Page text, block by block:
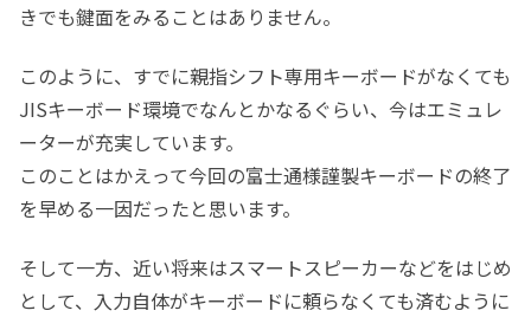
きでも鍵面をみることはありません。
このように、すでに親指シフト専用キーボードがなくても
JISキーボード環境でなんとかなるぐらい、今はエミュレ
ーターが充実しています。
このことはかえって今回の富士通様謹製キーボードの終了
を早める一因だったと思います。
そして一方、近い将来はスマートスピーカーなどをはじめ
として、入力自体がキーボードに頼らなくても済むように